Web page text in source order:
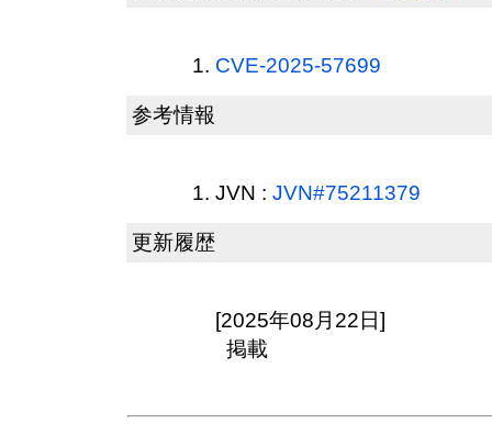
CVE-2025-57699
参考情報
JVN : JVN#75211379
更新履歴
[2025年08月22日]
掲載